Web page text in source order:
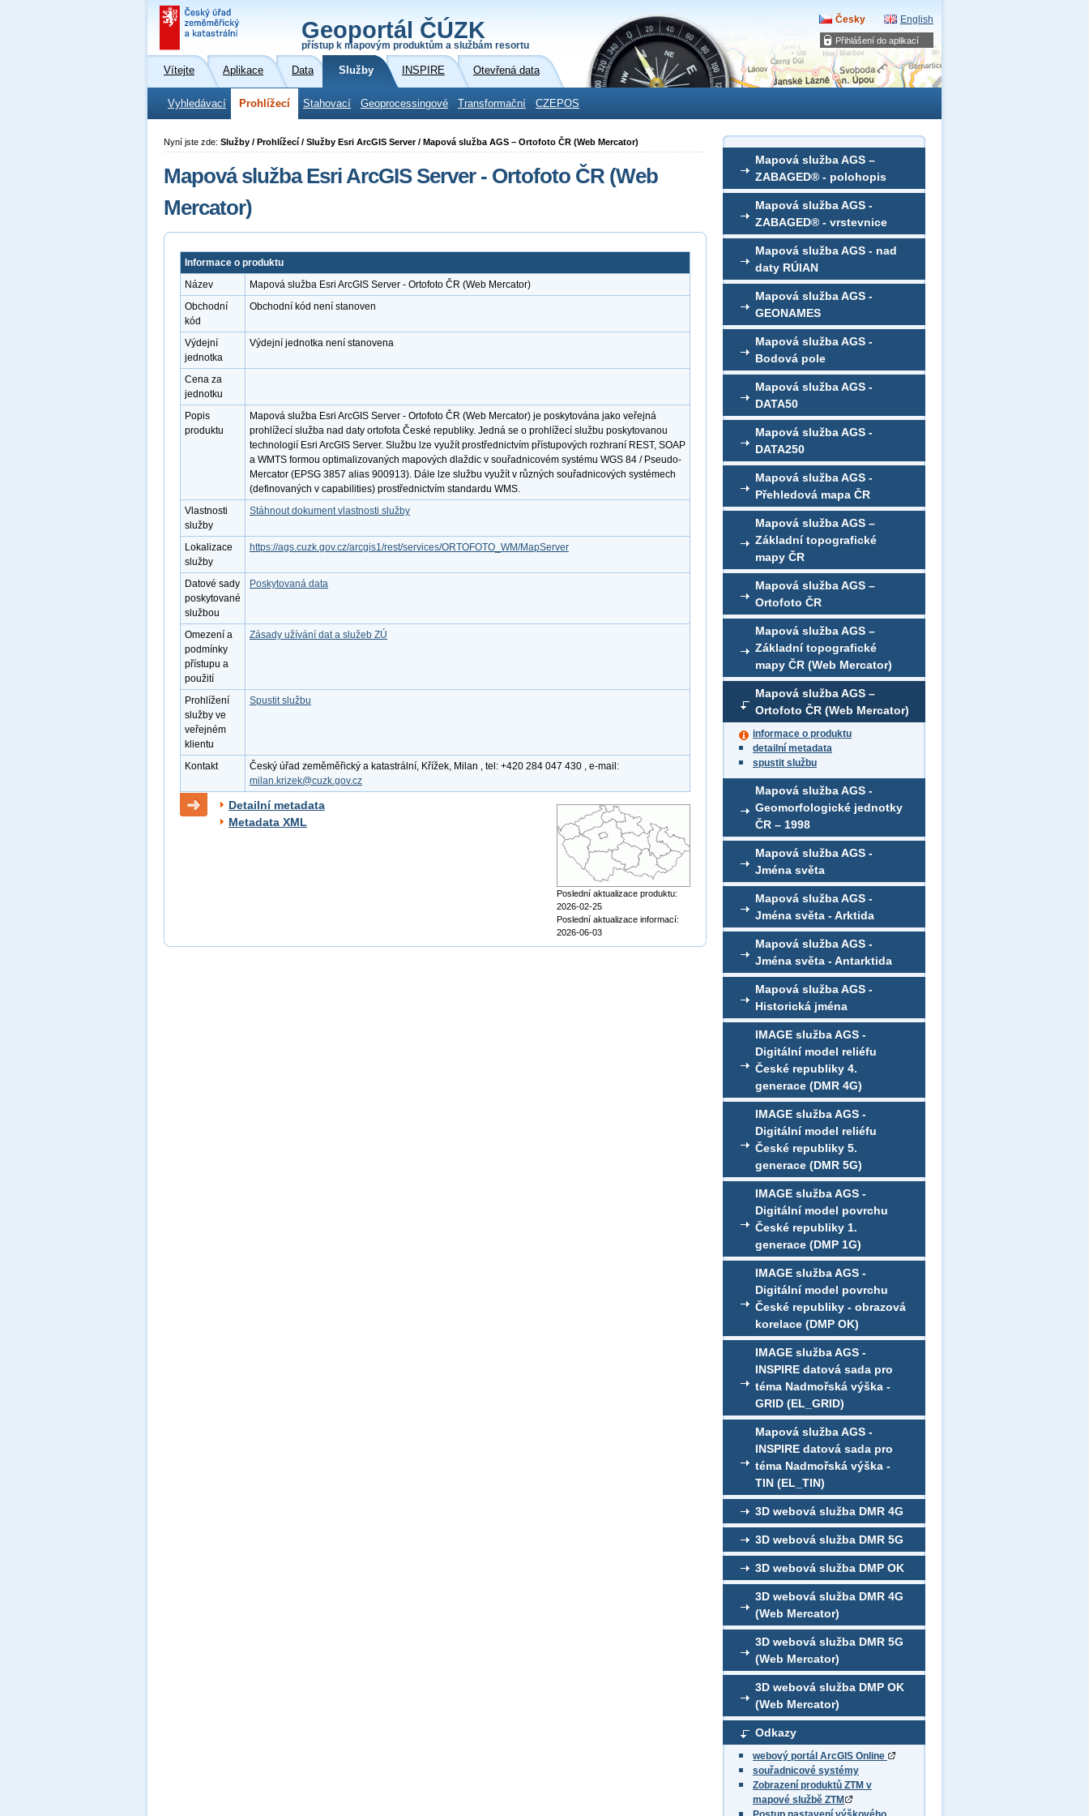
Přihlášení do aplikací
Geoportál ČÚZK
přístup k mapovým produktům a službám resortu
Česky English
Vítejte Aplikace Data Služby INSPIRE Otevřená data
Vyhledávací Prohlížecí Stahovací Geoprocessingové Transformační CZEPOS
Mapová služba AGS –
ZABAGED® - polohopis
Mapová služba AGS -
ZABAGED® - vrstevnice
Mapová služba AGS - nad
daty RÚIAN
Mapová služba AGS -
GEONAMES
Mapová služba AGS -
Bodová pole
Mapová služba AGS -
DATA50
Mapová služba AGS -
DATA250
Mapová služba AGS -
Přehledová mapa ČR
Mapová služba AGS –
Základní topografické
mapy ČR
Mapová služba AGS –
Ortofoto ČR
Mapová služba AGS –
Základní topografické
mapy ČR (Web Mercator)
Mapová služba AGS –
Ortofoto ČR (Web Mercator)
informace o produktu
detailní metadata
spustit službu
Mapová služba AGS -
Geomorfologické jednotky
ČR – 1998
Mapová služba AGS -
Jména světa
Mapová služba AGS -
Jména světa - Arktida
Mapová služba AGS -
Jména světa - Antarktida
Mapová služba AGS -
Historická jména
IMAGE služba AGS -
Digitální model reliéfu
České republiky 4.
generace (DMR 4G)
IMAGE služba AGS -
Digitální model reliéfu
České republiky 5.
generace (DMR 5G)
IMAGE služba AGS -
Digitální model povrchu
České republiky 1.
generace (DMP 1G)
IMAGE služba AGS -
Digitální model povrchu
České republiky - obrazová
korelace (DMP OK)
IMAGE služba AGS -
INSPIRE datová sada pro
téma Nadmořská výška -
GRID (EL_GRID)
Mapová služba AGS -
INSPIRE datová sada pro
téma Nadmořská výška -
TIN (EL_TIN)
3D webová služba DMR 4G
3D webová služba DMR 5G
3D webová služba DMP OK
3D webová služba DMR 4G
(Web Mercator)
3D webová služba DMR 5G
(Web Mercator)
3D webová služba DMP OK
(Web Mercator)
Odkazy
webový portál ArcGIS Online
souřadnicové systémy
Zobrazení produktů ZTM v
mapové službě ZTM
Nyní jste zde: Služby / Prohlížecí / Služby Esri ArcGIS Server / Mapová služba AGS – Ortofoto ČR (Web Mercator)
Mapová služba Esri ArcGIS Server - Ortofoto ČR (Web
Mercator)
Informace o produktu
Název
Mapová služba Esri ArcGIS Server - Ortofoto ČR (Web Mercator)
Obchodní
kód
Obchodní kód není stanoven
Výdejní
jednotka
Výdejní jednotka není stanovena
Cena za
jednotku
Popis
produktu
Mapová služba Esri ArcGIS Server - Ortofoto ČR (Web Mercator) je poskytována jako veřejná
prohlížecí služba nad daty ortofota České republiky. Jedná se o prohlížecí službu poskytovanou
technologií Esri ArcGIS Server. Službu lze využít prostřednictvím přístupových rozhraní REST, SOAP
a WMTS formou optimalizovaných mapových dlaždic v souřadnicovém systému WGS 84 / Pseudo-
Mercator (EPSG 3857 alias 900913). Dále lze službu využít v různých souřadnicových systémech
(definovaných v capabilities) prostřednictvím standardu WMS.
Vlastnosti
služby
Stáhnout dokument vlastnosti služby
Lokalizace
služby
https://ags.cuzk.gov.cz/arcgis1/rest/services/ORTOFOTO_WM/MapServer
Datové sady
poskytované
službou
Poskytovaná data
Omezení a
podmínky
přístupu a
použití
Zásady užívání dat a služeb ZÚ
Prohlížení
služby ve
veřejném
klientu
Spustit službu
Kontakt
Český úřad zeměměřický a katastrální, Křížek, Milan , tel: +420 284 047 430 , e-mail:
milan.krizek@cuzk.gov.cz
Detailní metadata
Metadata XML
Poslední aktualizace produktu:
2026-02-25
Poslední aktualizace informací:
2026-06-03